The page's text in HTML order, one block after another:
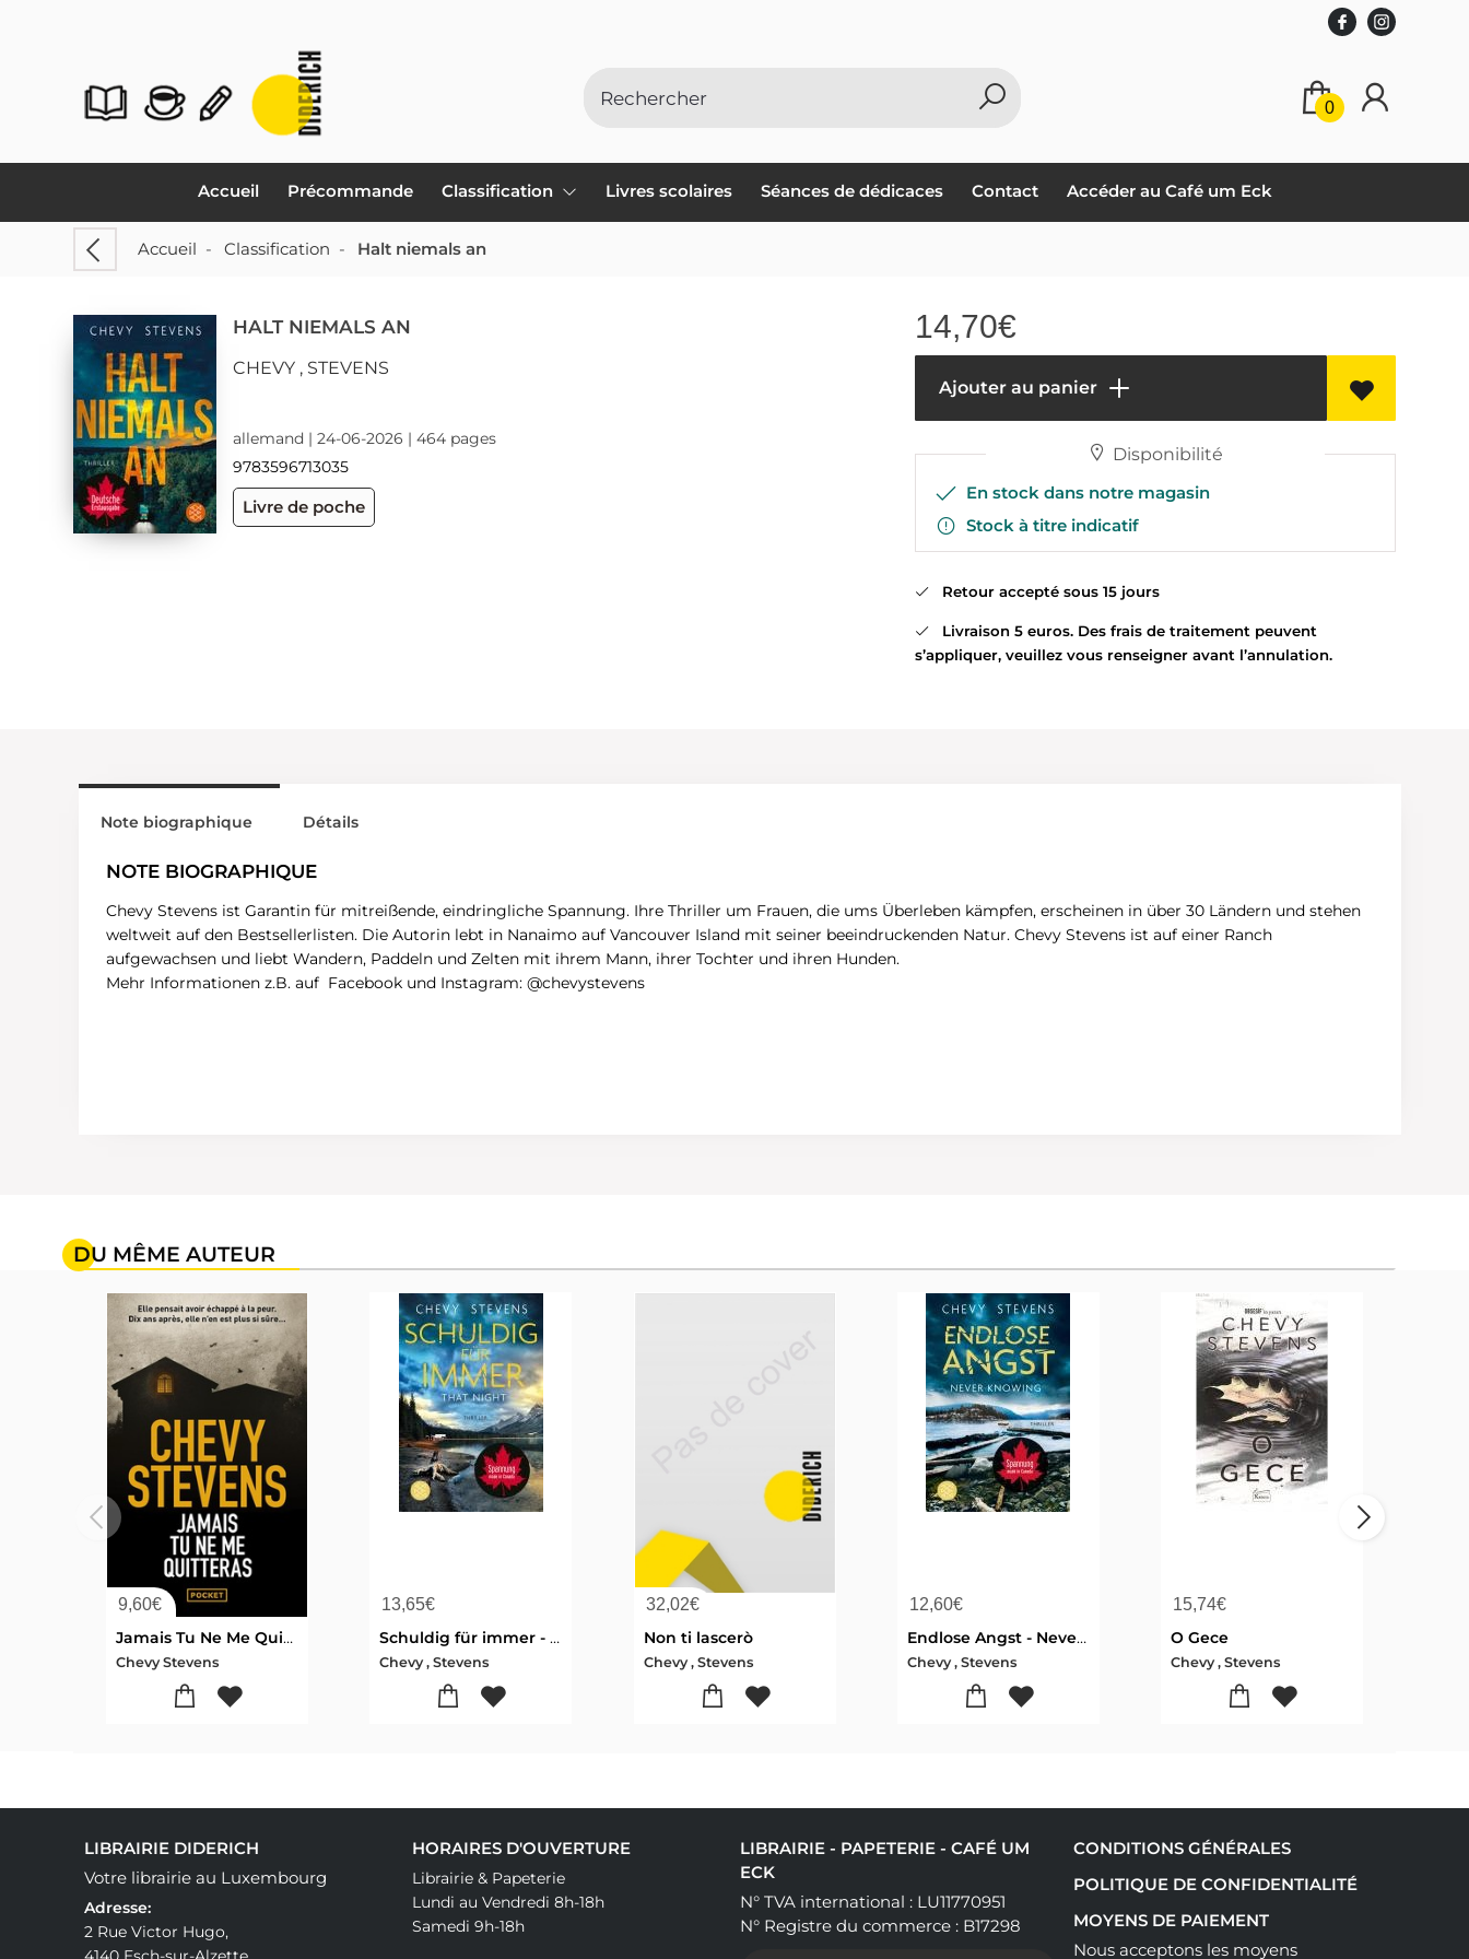
0
Accueil Précommande Classification Livres scolaires Séances de dédicaces Contact Accéder au Café um Eck
Accueil - Classification - Halt niemals an
HALT NIEMALS AN
CHEVY , STEVENS
allemand | 24-06-2026 | 464 pages
9783596713035
Livre de poche
14,70€
Ajouter au panier
Disponibilité
En stock dans notre magasin
Stock à titre indicatif
Retour accepté sous 15 jours
Livraison 5 euros. Des frais de traitement peuvent
s’appliquer, veuillez vous renseigner avant l’annulation.
Note biographique
NOTE BIOGRAPHIQUE
Chevy Stevens ist Garantin für mitreißende, eindringliche Spannung. Ihre Thriller um Frauen, die ums Überleben kämpfen, erscheinen in über 30 Ländern und stehen
weltweit auf den Bestsellerlisten. Die Autorin lebt in Nanaimo auf Vancouver Island mit seiner beeindruckenden Natur. Chevy Stevens ist auf einer Ranch
aufgewachsen und liebt Wandern, Paddeln und Zelten mit ihrem Mann, ihrer Tochter und ihren Hunden.
Mehr Informationen z.B. auf Facebook und Instagram: @chevystevens
Détails
DU MÊME AUTEUR
9,60€
Jamais Tu Ne Me Quitteras
Chevy Stevens
13,65€
Schuldig für immer - That Night
Chevy , Stevens
32,02€
Non ti lascerò
Chevy , Stevens
12,60€
Endlose Angst - Never Knowing
Chevy , Stevens
15,74€
O Gece
Chevy , Stevens
LIBRAIRIE DIDERICH
Votre librairie au Luxembourg
Adresse:
2 Rue Victor Hugo,
HORAIRES D'OUVERTURE
Librairie & Papeterie
Lundi au Vendredi 8h-18h
Samedi 9h-18h
LIBRAIRIE - PAPETERIE - CAFÉ UM
ECK
N° TVA international : LU11770951
N° Registre du commerce : B17298
CONDITIONS GÉNÉRALES
POLITIQUE DE CONFIDENTIALITÉ
MOYENS DE PAIEMENT
Nous acceptons les moyens